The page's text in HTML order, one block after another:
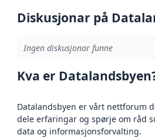
Diskusjonar på
Ingen diskusjonar funne
Kva er
Datalandsbyen er vårt nettforum
dele erfaringar og spørje om råd
data og informasjonsforvalting.